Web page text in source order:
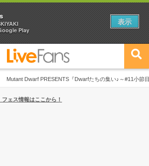
Mutant Dwarf PRESENTS『Dwarfたちの集い♪～#11小節
グ】2026年上半期編発表！
フェス情報はここから！
Play
表示